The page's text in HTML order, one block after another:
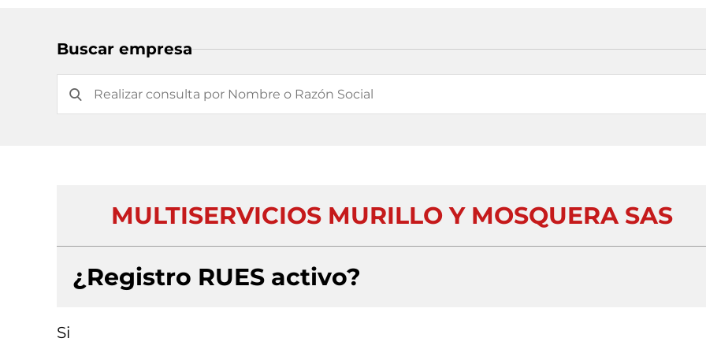
Buscar empresa
MULTISERVICIOS MURILLO Y MOSQUERA SAS
¿Registro RUES activo?
Si